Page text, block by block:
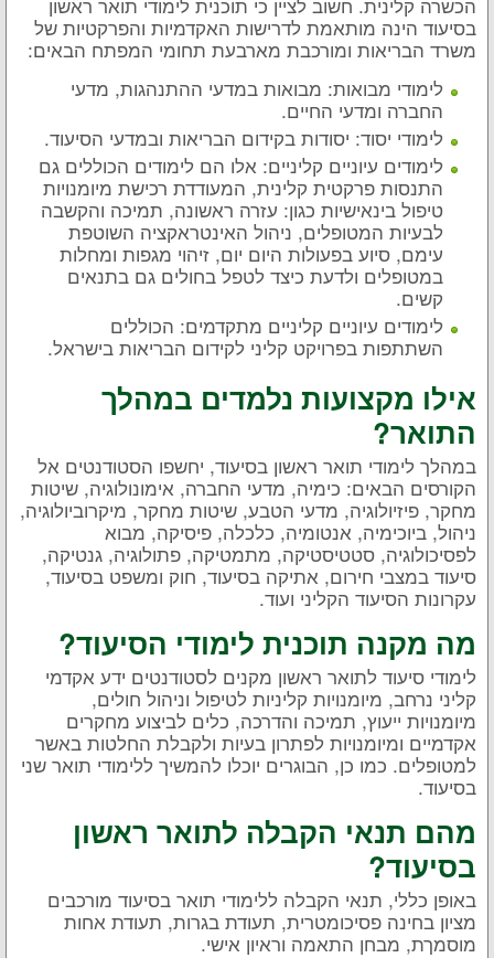
בסיעוד הינה מותאמת לדרישות האקדמיות והפרקטיות של
משרד הבריאות ומורכבת מארבעת תחומי המפתח הבאים:
לימודי מבואות: מבואות במדעי ההתנהגות, מדעי
החברה ומדעי החיים.
לימודי יסוד: יסודות בקידום הבריאות ובמדעי הסיעוד.
לימודים עיוניים קליניים: אלו הם לימודים הכוללים גם
התנסות פרקטית קלינית, המעודדת רכישת מיומנויות
טיפול בינאישיות כגון: עזרה ראשונה, תמיכה והקשבה
לבעיות המטופלים, ניהול האינטראקציה השוטפת
עימם, סיוע בפעולות היום יום, זיהוי מגפות ומחלות
במטופלים ולדעת כיצד לטפל בחולים גם בתנאים
קשים.
לימודים עיוניים קליניים מתקדמים: הכוללים
השתתפות בפרויקט קליני לקידום הבריאות בישראל.
אילו מקצועות נלמדים במהלך
התואר?
במהלך לימודי תואר ראשון בסיעוד, יחשפו הסטודנטים אל
הקורסים הבאים: כימיה, מדעי החברה, אימונולוגיה, שיטות
מחקר, פיזיולוגיה, מדעי הטבע, שיטות מחקר, מיקרוביולוגיה,
ניהול, ביוכימיה, אנטומיה, כלכלה, פיסיקה, מבוא
לפסיכולוגיה, סטטיסטיקה, מתמטיקה, פתולוגיה, גנטיקה,
סיעוד במצבי חירום, אתיקה בסיעוד, חוק ומשפט בסיעוד,
עקרונות הסיעוד הקליני ועוד.
מה מקנה תוכנית לימודי הסיעוד?
לימודי סיעוד לתואר ראשון מקנים לסטודנטים ידע אקדמי
קליני נרחב, מיומנויות קליניות לטיפול וניהול חולים,
מיומנויות ייעוץ, תמיכה והדרכה, כלים לביצוע מחקרים
אקדמיים ומיומנויות לפתרון בעיות ולקבלת החלטות באשר
למטופלים. כמו כן, הבוגרים יוכלו להמשיך ללימודי תואר שני
בסיעוד.
מהם תנאי הקבלה לתואר ראשון
בסיעוד?
באופן כללי, תנאי הקבלה ללימודי תואר בסיעוד מורכבים
מציון בחינה פסיכומטרית, תעודת בגרות, תעודת אחות
מוסמךת, מבחן התאמה וראיון אישי.